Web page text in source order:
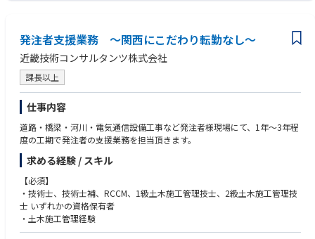
発注者支援業務 ～関西にこだわり転勤なし～
近畿技術コンサルタンツ株式会社
課長以上
仕事内容
道路・橋梁・河川・電気通信設備工事など発注者様現場にて、1年～3年程
度の工期で発注者の支援業務を担当頂きます。
求める経験 / スキル
【必須】
・技術士、技術士補、RCCM、1級土木施工管理技士、2級土木施工管理技
士 いずれかの資格保有者
・土木施工管理経験